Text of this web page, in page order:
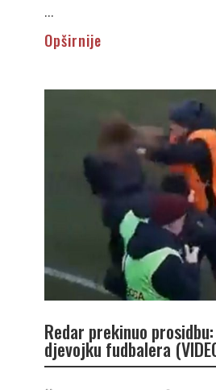
...
Opširnije
Redar prekinuo
djevojku fudbalera